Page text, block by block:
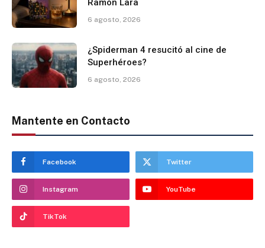
Ramón Lara
6 agosto, 2026
¿Spiderman 4 resucitó al cine de
Superhéroes?
6 agosto, 2026
Mantente en Contacto
Facebook Twitter
Instagram YouTube
TikTok